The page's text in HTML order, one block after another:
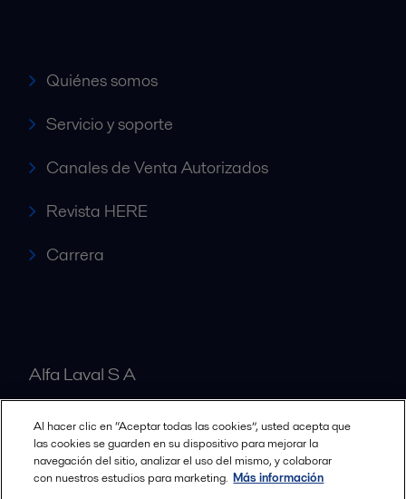
Quiénes somos
Servicio y soporte
Canales de Venta Autorizados
Revista HERE
Carrera
Alfa Laval S A
Nuestras oficinas
Al hacer clic en “Aceptar todas las cookies”, usted acepta que
las cookies se guarden en su dispositivo para mejorar la
navegación del sitio, analizar el uso del mismo, y colaborar
con nuestros estudios para marketing. Más información